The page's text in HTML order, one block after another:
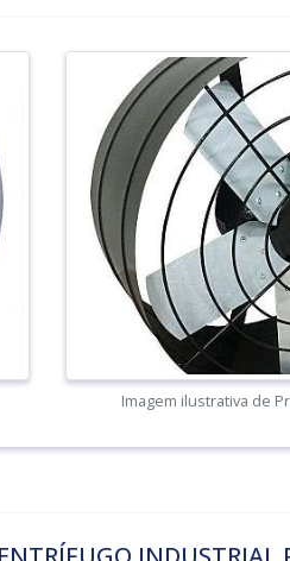
Imagem ilustrativa de